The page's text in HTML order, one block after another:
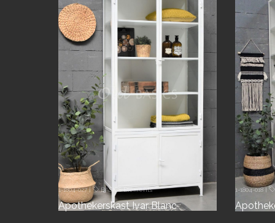
1-1804-027| BASICS Elements
Apothekerskast Ivar Blanc
1-1804-018 |